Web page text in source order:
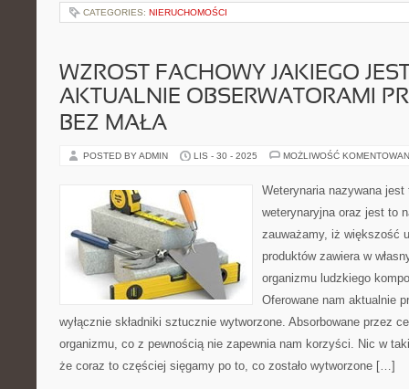
CATEGORIES: NIERUCHOMOŚCI
WZROST FACHOWY JAKIEGO
AKTUALNIE OBSERWATORAMI
BEZ MAŁA
POSTED BY ADMIN LIS - 30 - 2025 MOŻLIWOŚĆ
Weterynaria nazywana
weterynaryjna oraz jest to
zauważamy, iż większość
produktów zawiera w
organizmu ludzkiego
Oferowane nam aktualnie
wyłącznie składniki sztucznie wytworzone. Absorbowane przez
organizmu, co z pewnością nie zapewnia nam korzyści. Nic w
że coraz to częściej sięgamy po to, co zostało wytworzone […]